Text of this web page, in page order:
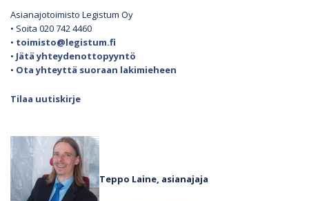
Asianajotoimisto Legistum Oy
• Soita 020 742 4460
• toimisto@legistum.fi
• Jätä yhteydenottopyyntö
• Ota yhteyttä suoraan lakimieheen
Tilaa uutiskirje
Teppo Laine, asianajaja